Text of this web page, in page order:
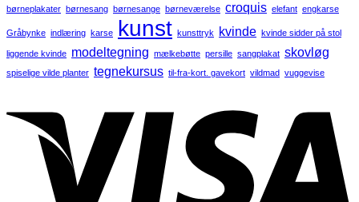
børneplakater børnesang børnesange børneværelse croquis elefant engkarse
Gråbynke indlæring karse kunst kunsttryk kvinde kvinde sidder på stol
liggende kvinde modeltegning mælkebøtte persille sangplakat skovløg
spiselige vilde planter tegnekursus til-fra-kort. gavekort vildmad vuggevise